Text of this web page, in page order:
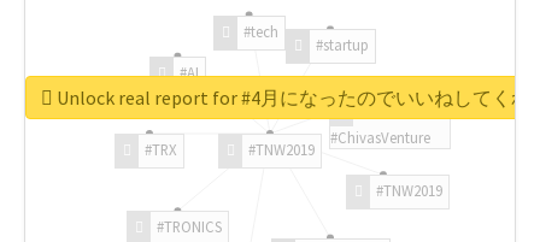
#TNW2019
#TNW2019
#TRONICS
#TRX
#AI
#tech
#startup
#ChivasVenture
Unlock real report for #4月になったのでいいねしてくれ